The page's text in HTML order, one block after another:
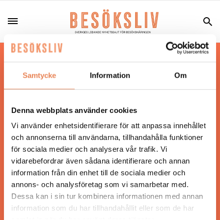
Samtycke Information Om
Denna webbplats använder cookies
Vi använder enhetsidentifierare för att anpassa innehållet
och annonserna till användarna, tillhandahålla funktioner
för sociala medier och analysera vår trafik. Vi
vidarebefordrar även sådana identifierare och annan
information från din enhet till de sociala medier och
annons- och analysföretag som vi samarbetar med.
Dessa kan i sin tur kombinera informationen med annan
information som du har tillhandahållit eller som de har
Hos oss läser du landets mest uppdaterade
nyheter och snackisar inom besöksnäringen.
Besöksliv i sin tryckta form är ett affärsmagasin
Tidningen ges ut avVisita
ANSVARIG UTGIVARE
Jonas Siljhammar
UPPHOVSRÄTT